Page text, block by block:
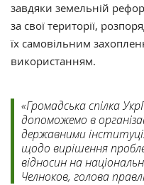
завдяки земельній
за свої території,
їх самовільним
використанням.
«Громадська спілка
допоможемо в
державними
щодо вирішення
відносин на
Челноков, голова